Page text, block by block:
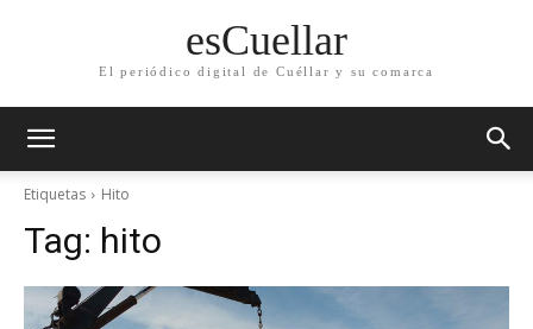
esCuellar
El periódico digital de Cuéllar y su comarca
Etiquetas Hito
Tag: hito